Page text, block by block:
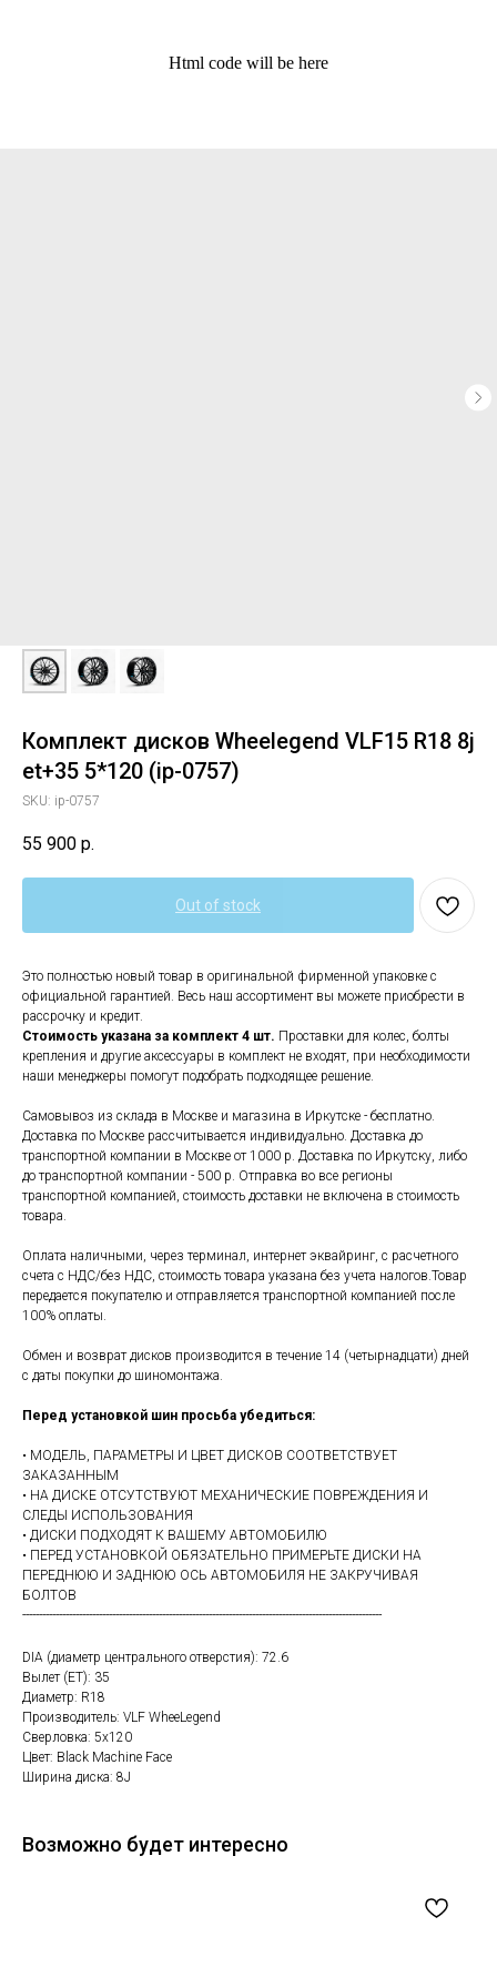
Html code will be here
Комплект дисков Wheelegend VLF15 R18 8j
et+35 5*120 (ip-0757)
SKU: ip-0757
55 900 р.
Out of stock
Это полностью новый товар в оригинальной фирменной упаковке с
официальной гарантией. Весь наш ассортимент вы можете приобрести в
рассрочку и кредит.
Стоимость указана за комплект 4 шт. Проставки для колес, болты
крепления и другие аксессуары в комплект не входят, при необходимости
наши менеджеры помогут подобрать подходящее решение.
Самовывоз из склада в Москве и магазина в Иркутске - бесплатно.
Доставка по Москве рассчитывается индивидуально. Доставка до
транспортной компании в Москве от 1000 р. Доставка по Иркутску, либо
до транспортной компании - 500 р. Отправка во все регионы
транспортной компанией, стоимость доставки не включена в стоимость
товара.
Оплата наличными, через терминал, интернет эквайринг, с расчетного
счета с НДС/без НДС, стоимость товара указана без учета налогов.Товар
передается покупателю и отправляется транспортной компанией после
100% оплаты.
Обмен и возврат дисков производится в течение 14 (четырнадцати) дней
с даты покупки до шиномонтажа.
Перед установкой шин просьба убедиться:
• МОДЕЛЬ, ПАРАМЕТРЫ И ЦВЕТ ДИСКОВ СООТВЕТСТВУЕТ
ЗАКАЗАННЫМ
• НА ДИСКЕ ОТСУТСТВУЮТ МЕХАНИЧЕСКИЕ ПОВРЕЖДЕНИЯ И
СЛЕДЫ ИСПОЛЬЗОВАНИЯ
• ДИСКИ ПОДХОДЯТ К ВАШЕМУ АВТОМОБИЛЮ
• ПЕРЕД УСТАНОВКОЙ ОБЯЗАТЕЛЬНО ПРИМЕРЬТЕ ДИСКИ НА
ПЕРЕДНЮЮ И ЗАДНЮЮ ОСЬ АВТОМОБИЛЯ НЕ ЗАКРУЧИВАЯ
БОЛТОВ
------------------------------------------------------------------------------------------------------------
DIA (диаметр центрального отверстия): 72.6
Вылет (ET): 35
Диаметр: R18
Производитель: VLF WheeLegend
Сверловка: 5х120
Цвет: Black Machine Face
Ширина диска: 8J
Возможно будет интересно